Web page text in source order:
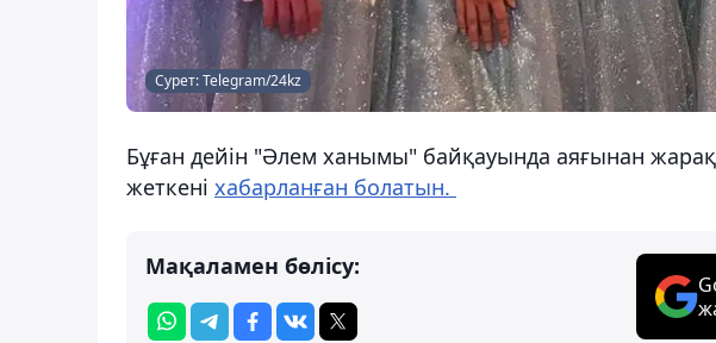
Сурет: Telegram/24kz
Бұған дейін "Әлем ханымы" байқауында аяғынан
жеткені хабарланған болатын.
Мақаламен бөлісу: